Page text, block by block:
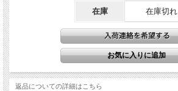
在庫 在庫切れ
返品についての詳細はこちら